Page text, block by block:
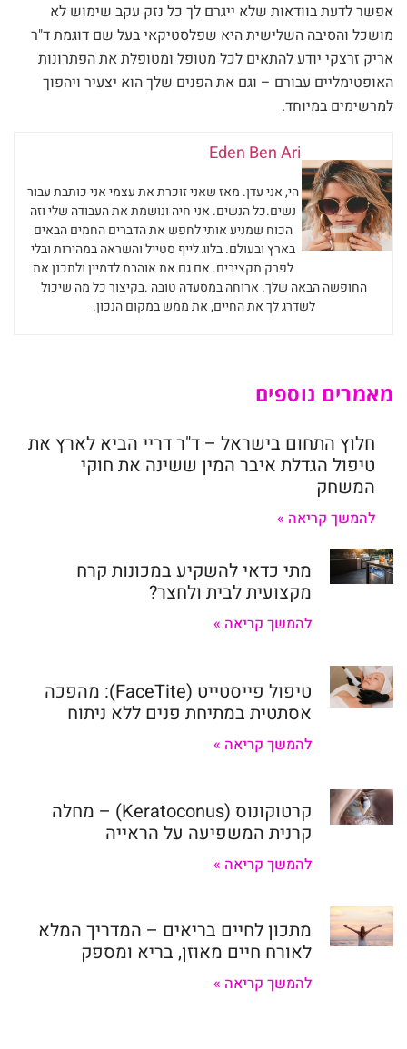
אפשר לדעת בוודאות שלא ייגרם לך כל נזק עקב שימוש לא
מושכל והסיבה השלישית היא שפלסטיקאי בעל שם דוגמת ד"ר
אריק זרצקי יודע להתאים לכל מטופל ומטופלת את הפתרונות
האופטימליים עבורם – וגם את הפנים שלך הוא יצעיר ויהפוך
למרשימים במיוחד.
Eden Ben Ari
הי, אני עדן. מאז שאני זוכרת את עצמי אני כותבת עבור
נשים.כל הנשים. אני חיה ונושמת את העבודה שלי וזה
הכוח שמניע אותי לחפש את הדברים החמים הבאים
בארץ ובעולם. בלוג לייף סטייל והשראה במהירות ובלי
לפרק תקציבים. אם גם את אוהבת לדמיין ולתכנן את
החופשה הבאה שלך. ארוחה במסעדה טובה .בקיצור כל מה שיכול
לשדרג לך את החיים, את ממש במקום הנכון.
מאמרים נוספים
חלוץ התחום בישראל – ד"ר דריי הביא לארץ את
טיפול הגדלת איבר המין ששינה את חוקי
המשחק
להמשך קריאה »
מתי כדאי להשקיע במכונות קרח
מקצועית לבית ולחצר?
להמשך קריאה »
טיפול פייסטייט (FaceTite): מהפכה
אסתטית במתיחת פנים ללא ניתוח
להמשך קריאה »
קרטוקונוס (Keratoconus) – מחלה
קרנית המשפיעה על הראייה
להמשך קריאה »
מתכון לחיים בריאים – המדריך המלא
לאורח חיים מאוזן, בריא ומספק
להמשך קריאה »